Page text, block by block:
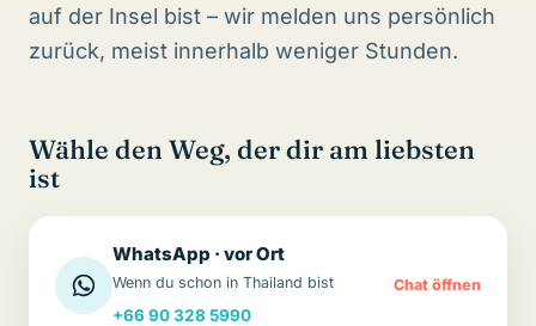
auf der Insel bist – wir melden uns persönlich
zurück, meist innerhalb weniger Stunden.
Wähle den Weg, der dir am liebsten
ist
WhatsApp · vor Ort
Wenn du schon in Thailand bist
+66 90 328 5990
Chat öffnen